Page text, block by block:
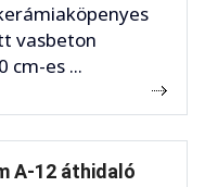
vasbeton
cm-es ...
A-12 áthidaló